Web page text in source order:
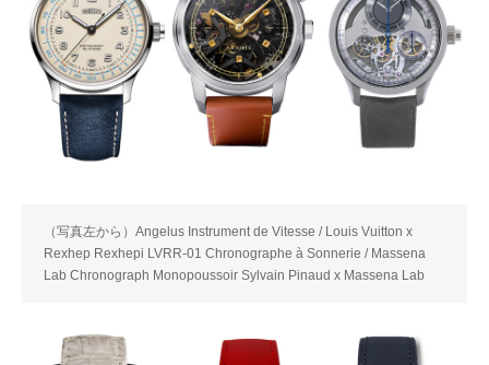
（写真左から）Angelus Instrument de Vitesse / Louis Vuitton x
Rexhep Rexhepi LVRR-01 Chronographe à Sonnerie / Massena
Lab Chronograph Monopoussoir Sylvain Pinaud x Massena Lab